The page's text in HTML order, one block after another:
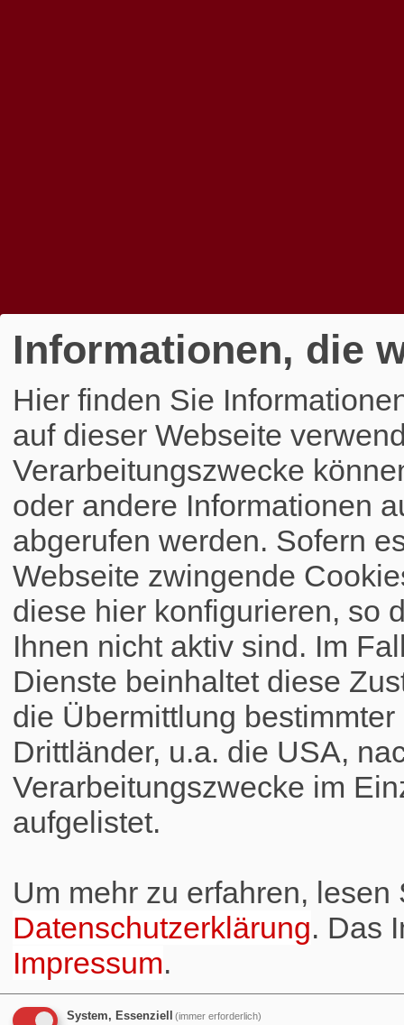
Informationen, die
Hier finden Sie
auf dieser Webseite
Verarbeitungszwecke
oder andere Informationen
abgerufen werden. Sofern
Webseite zwingende
diese hier konfigurieren, so
Ihnen nicht aktiv sind. Im
Dienste beinhaltet diese
die Übermittlung
Drittländer, u.a. die USA,
Verarbeitungszwecke im
aufgelistet.
Um mehr zu erfahren, lesen
Datenschutzerklärung. Das
Impressum.
System, Essenziell (immer erforderlich)